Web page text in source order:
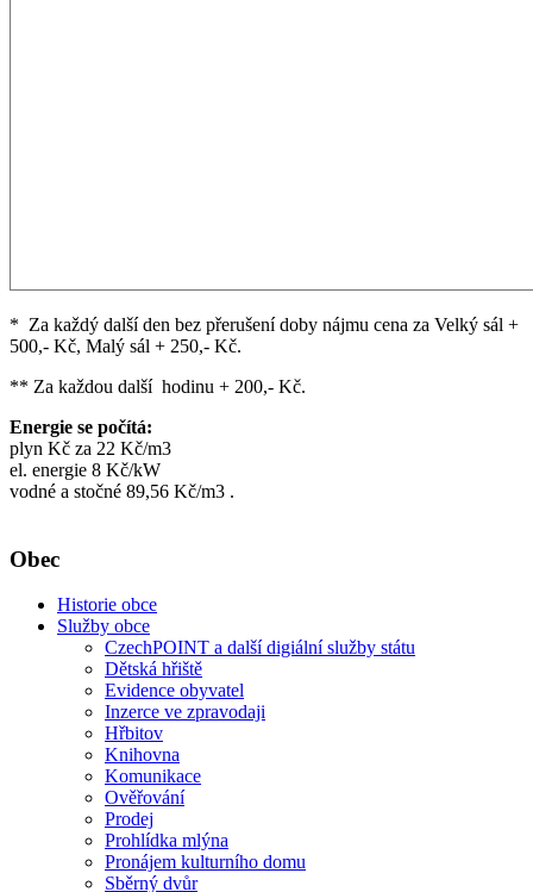
* Za každý další den bez přerušení doby nájmu cena za Velký sál +
500,- Kč, Malý sál + 250,- Kč.
** Za každou další hodinu + 200,- Kč.
Energie se počítá:
plyn Kč za 22 Kč/m3
el. energie 8 Kč/kW
vodné a stočné 89,56 Kč/m3 .
Obec
Historie obce
Služby obce
CzechPOINT a další digiální služby státu
Dětská hřiště
Evidence obyvatel
Inzerce ve zpravodaji
Hřbitov
Knihovna
Komunikace
Ověřování
Prodej
Prohlídka mlýna
Pronájem kulturního domu
Sběrný dvůr